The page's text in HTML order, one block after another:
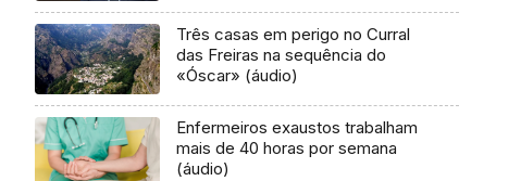
Três casas em perigo no Curral
das Freiras na sequência do
«Óscar» (áudio)
Enfermeiros exaustos trabalham
mais de 40 horas por semana
(áudio)